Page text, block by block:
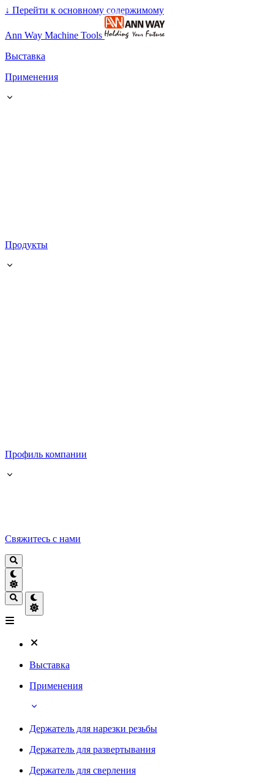
↓ Перейти к основному содержимому
Ann Way Machine Tools
Выставка
Применения
Продукты
Профиль компании
Свяжитесь с нами
Выставка
Применения
Держатель для нарезки резьбы
Держатель для развертывания
Держатель для сверления